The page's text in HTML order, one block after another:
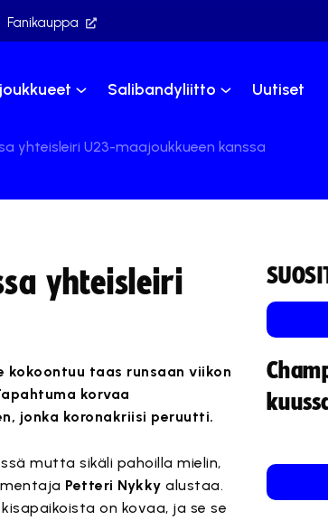
Fanikauppa
Salibandyliitto Uutiset
yhteisleiri U23-maajoukkueen kanssa
yhteisleiri
kokoontuu taas runsaan viikon
korvaa
jonka koronakriisi peruutti.
mutta sikäli pahoilla mielin,
Petteri Nykky alustaa.
on kovaa, ja se se